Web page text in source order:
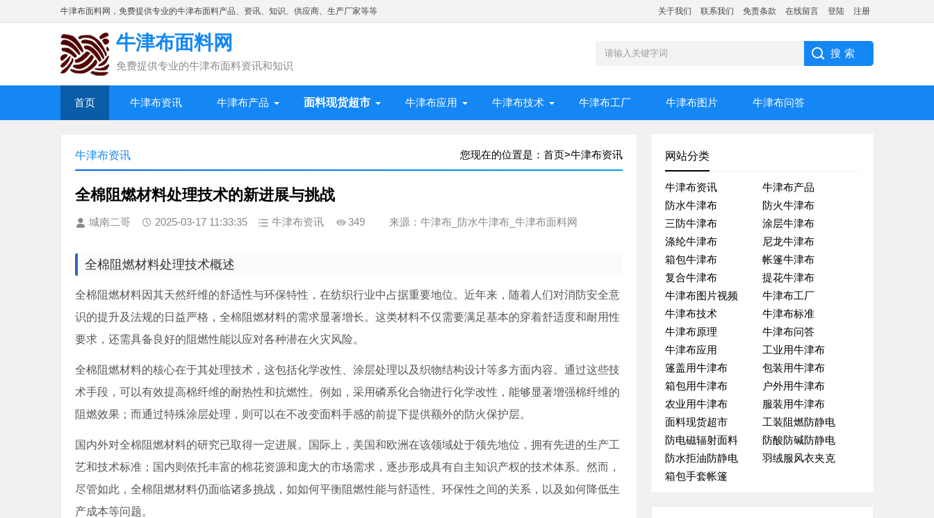
牛津布面料网，免费提供专业的牛津布面料产品、资讯、知识、供应商、生产厂家等等 关于我们 联系我们 免责条款 在线留言 登陆 注册
牛津布面料网
免费提供专业的牛津布面料资讯和知识
首页 牛津布资讯 牛津布产品 面料现货超市 牛津布应用 牛津布技术 牛津布工厂 牛津布图片 牛津布问答
您现在的位置是： 首页>牛津布资讯
牛津布资讯
全棉阻燃材料处理技术的新进展与挑战
城南二哥 2025-03-17 11:33:35 牛津布资讯 349 来源：牛津布_防水牛津布_牛津布面料网
全棉阻燃材料处理技术概述
全棉阻燃材料因其天然纤维的舒适性与环保特性，在纺织行业中占据重要地位。近年来，随着人们对消防安全意
识的提升及法规的日益严格，全棉阻燃材料的需求显著增长。这类材料不仅需要满足基本的穿着舒适度和耐用性
要求，还需具备良好的阻燃性能以应对各种潜在火灾风险。
全棉阻燃材料的核心在于其处理技术，这包括化学改性、涂层处理以及织物结构设计等多方面内容。通过这些技
术手段，可以有效提高棉纤维的耐热性和抗燃性。例如，采用磷系化合物进行化学改性，能够显著增强棉纤维的
阻燃效果；而通过特殊涂层处理，则可以在不改变面料手感的前提下提供额外的防火保护层。
国内外对全棉阻燃材料的研究已取得一定进展。国际上，美国和欧洲在该领域处于领先地位，拥有先进的生产工
艺和技术标准；国内则依托丰富的棉花资源和庞大的市场需求，逐步形成具有自主知识产权的技术体系。然而，
尽管如此，全棉阻燃材料仍面临诸多挑战，如如何平衡阻燃性能与舒适性、环保性之间的关系，以及如何降低生
产成本等问题。
网站分类
牛津布资讯
牛津布产品
防水牛津布
防火牛津布
三防牛津布
涂层牛津布
涤纶牛津布
尼龙牛津布
箱包牛津布
帐篷牛津布
复合牛津布
提花牛津布
牛津布图片视频
牛津布工厂
牛津布技术
牛津布标准
牛津布原理
牛津布问答
牛津布应用
工业用牛津布
篷盖用牛津布
包装用牛津布
箱包用牛津布
户外用牛津布
农业用牛津布
服装用牛津布
面料现货超市
工装阻燃防静电
防电磁辐射面料
防酸防碱防静电
防水拒油防静电
羽绒服风衣夹克
箱包手套帐篷